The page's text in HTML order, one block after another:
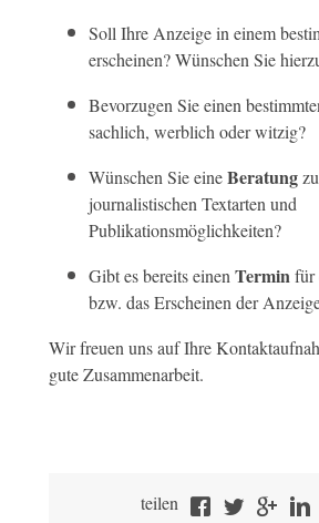
Soll Ihre Anzeige in einem
erscheinen? Wünschen Sie
Bevorzugen Sie einen
sachlich, werblich oder witzig?
Wünschen Sie eineBeratungzu
journalistischen Textarten und
Publikationsmöglichkeiten?
Gibt es bereits einen Termin für
bzw. das Erscheinen der
Wir freuen uns auf Ihre
gute Zusammenarbeit.
teilen